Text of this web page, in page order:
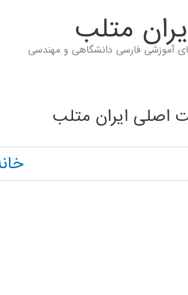
متلب
آموزشی فارسی دانشگاهی و مهندسی
اصلی ایران متلب